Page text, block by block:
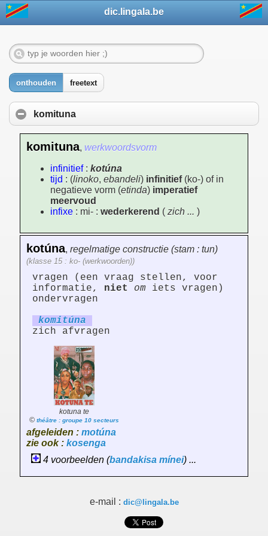
dic.lingala.be
onthouden freetext
komituna
komituna, werkwoordsvorm
infinitief: kotúna
tijd : (linoko, ebandeli) infinitief(ko-) of in
negatieve vorm (etinda) imperatief
meervoud
infixe : mi- : wederkerend ( zich ... )
kotúna, regelmatige constructie (stam : tun)
(klasse 15 : ko- (werkwoorden))
vragen (een vraag stellen, voor
informatie, niet om iets vragen)
ondervragen
komitúna
zich afvragen
kotuna te
© théâtre : groupe 10 secteurs
afgeleiden : motúna
zie ook : kosenga
4 voorbeelden (bandakisa mínei) ...
e-mail : dic@lingala.be